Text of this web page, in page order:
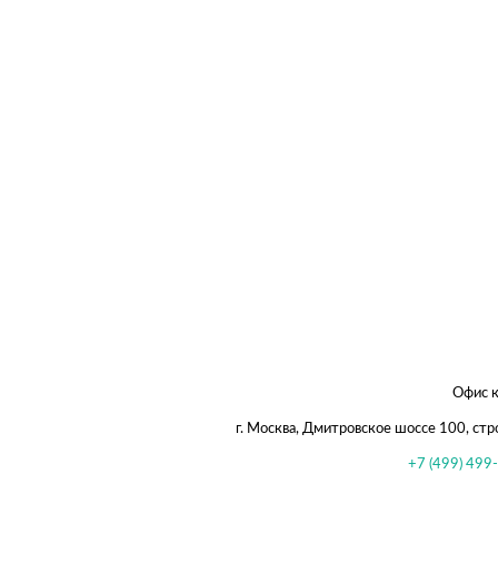
Офис
г. Москва, Дмитровское шоссе 100,
+7 (499)